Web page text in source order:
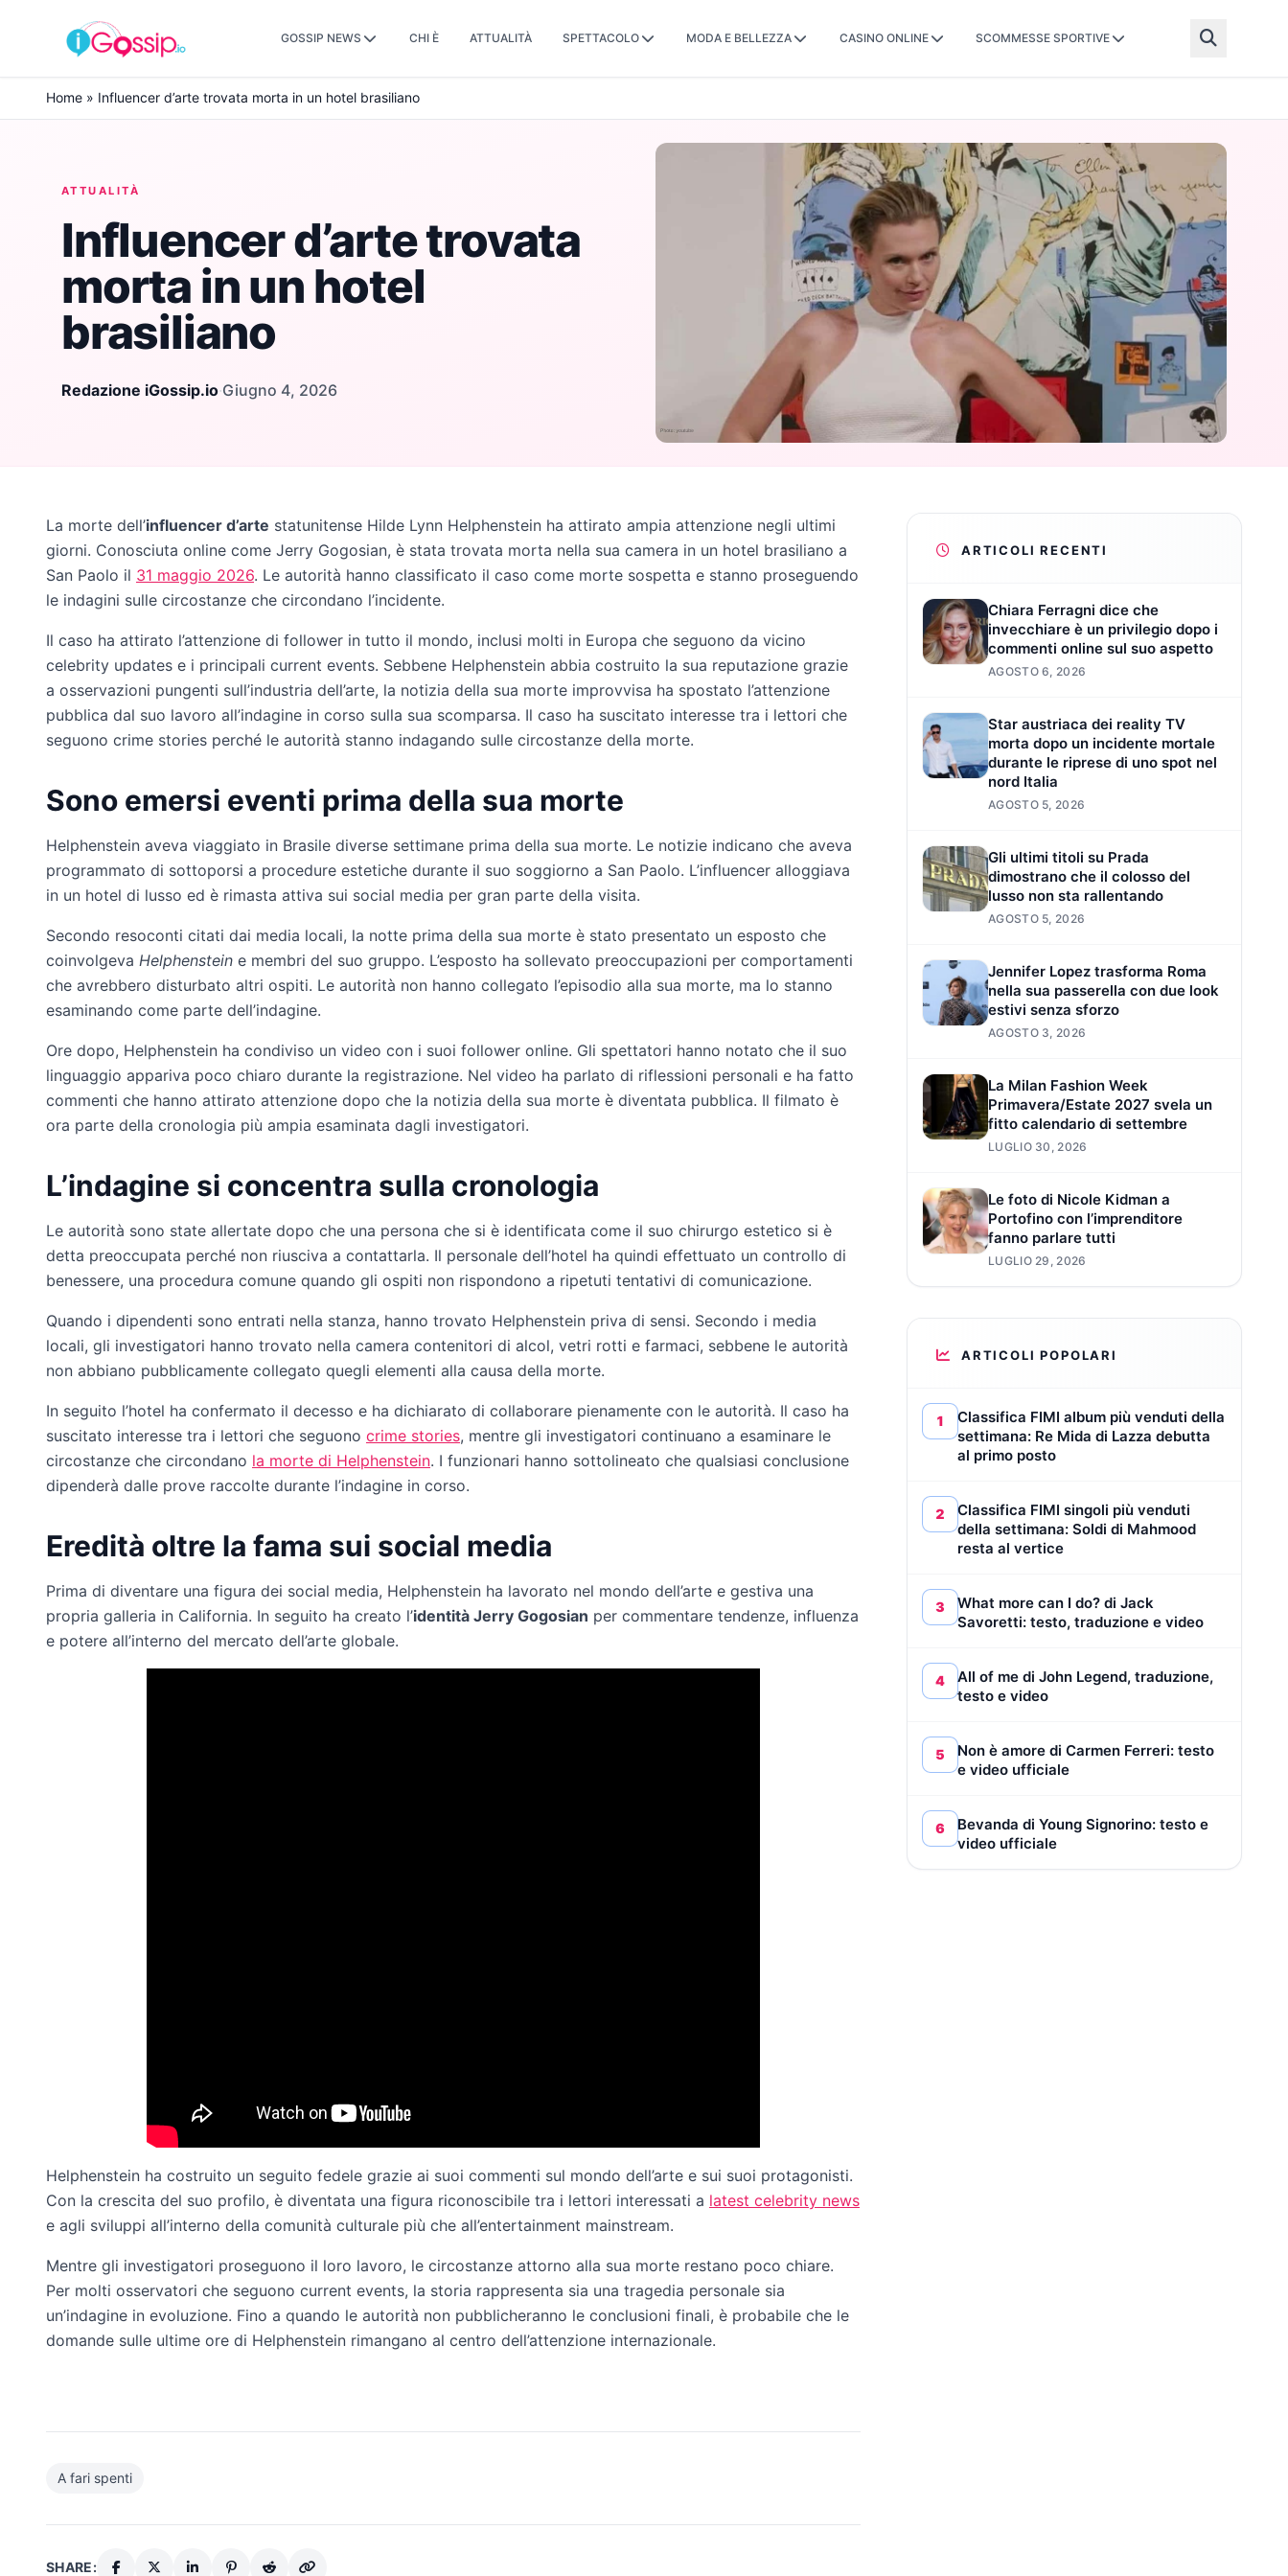
Skip to content
GOSSIP NEWS CHI È ATTUALITÀ SPETTACOLO MODA E BELLEZZA CASINO ONLINE SCOMMESSE SPORTIVE
Home » Influencer d’arte trovata morta in un hotel brasiliano
ATTUALITÀ
Influencer d’arte trovata
morta in un hotel
brasiliano
Redazione iGossip.io·Giugno 4, 2026
La morte dell’influencer d’arte statunitense Hilde Lynn Helphenstein ha attirato ampia attenzione negli ultimi
giorni. Conosciuta online come Jerry Gogosian, è stata trovata morta nella sua camera in un hotel brasiliano a
San Paolo il 31 maggio 2026. Le autorità hanno classificato il caso come morte sospetta e stanno proseguendo
le indagini sulle circostanze che circondano l’incidente.
Il caso ha attirato l’attenzione di follower in tutto il mondo, inclusi molti in Europa che seguono da vicino
celebrity updates e i principali current events. Sebbene Helphenstein abbia costruito la sua reputazione grazie
a osservazioni pungenti sull’industria dell’arte, la notizia della sua morte improvvisa ha spostato l’attenzione
pubblica dal suo lavoro all’indagine in corso sulla sua scomparsa. Il caso ha suscitato interesse tra i lettori che
seguono crime stories perché le autorità stanno indagando sulle circostanze della morte.
Sono emersi eventi prima della sua morte
Helphenstein aveva viaggiato in Brasile diverse settimane prima della sua morte. Le notizie indicano che aveva
programmato di sottoporsi a procedure estetiche durante il suo soggiorno a San Paolo. L’influencer alloggiava
in un hotel di lusso ed è rimasta attiva sui social media per gran parte della visita.
Secondo resoconti citati dai media locali, la notte prima della sua morte è stato presentato un esposto che
coinvolgeva Helphenstein e membri del suo gruppo. L’esposto ha sollevato preoccupazioni per comportamenti
che avrebbero disturbato altri ospiti. Le autorità non hanno collegato l’episodio alla sua morte, ma lo stanno
esaminando come parte dell’indagine.
Ore dopo, Helphenstein ha condiviso un video con i suoi follower online. Gli spettatori hanno notato che il suo
linguaggio appariva poco chiaro durante la registrazione. Nel video ha parlato di riflessioni personali e ha fatto
commenti che hanno attirato attenzione dopo che la notizia della sua morte è diventata pubblica. Il filmato è
ora parte della cronologia più ampia esaminata dagli investigatori.
L’indagine si concentra sulla cronologia
Le autorità sono state allertate dopo che una persona che si è identificata come il suo chirurgo estetico si è
detta preoccupata perché non riusciva a contattarla. Il personale dell’hotel ha quindi effettuato un controllo di
benessere, una procedura comune quando gli ospiti non rispondono a ripetuti tentativi di comunicazione.
Quando i dipendenti sono entrati nella stanza, hanno trovato Helphenstein priva di sensi. Secondo i media
locali, gli investigatori hanno trovato nella camera contenitori di alcol, vetri rotti e farmaci, sebbene le autorità
non abbiano pubblicamente collegato quegli elementi alla causa della morte.
In seguito l’hotel ha confermato il decesso e ha dichiarato di collaborare pienamente con le autorità. Il caso ha
suscitato interesse tra i lettori che seguono crime stories, mentre gli investigatori continuano a esaminare le
circostanze che circondano la morte di Helphenstein. I funzionari hanno sottolineato che qualsiasi conclusione
dipenderà dalle prove raccolte durante l’indagine in corso.
Eredità oltre la fama sui social media
Prima di diventare una figura dei social media, Helphenstein ha lavorato nel mondo dell’arte e gestiva una
propria galleria in California. In seguito ha creato l’identità Jerry Gogosian per commentare tendenze, influenza
e potere all’interno del mercato dell’arte globale.
Helphenstein ha costruito un seguito fedele grazie ai suoi commenti sul mondo dell’arte e sui suoi protagonisti.
Con la crescita del suo profilo, è diventata una figura riconoscibile tra i lettori interessati a latest celebrity news
e agli sviluppi all’interno della comunità culturale più che all’entertainment mainstream.
Mentre gli investigatori proseguono il loro lavoro, le circostanze attorno alla sua morte restano poco chiare.
Per molti osservatori che seguono current events, la storia rappresenta sia una tragedia personale sia
un’indagine in evoluzione. Fino a quando le autorità non pubblicheranno le conclusioni finali, è probabile che le
domande sulle ultime ore di Helphenstein rimangano al centro dell’attenzione internazionale.
A fari spenti
SHARE:
ARTICOLI RECENTI
Chiara Ferragni dice che
invecchiare è un privilegio dopo i
commenti online sul suo aspetto
AGOSTO 6, 2026
Star austriaca dei reality TV
morta dopo un incidente mortale
durante le riprese di uno spot nel
nord Italia
AGOSTO 5, 2026
Gli ultimi titoli su Prada
dimostrano che il colosso del
lusso non sta rallentando
AGOSTO 5, 2026
Jennifer Lopez trasforma Roma
nella sua passerella con due look
estivi senza sforzo
AGOSTO 3, 2026
La Milan Fashion Week
Primavera/Estate 2027 svela un
fitto calendario di settembre
LUGLIO 30, 2026
Le foto di Nicole Kidman a
Portofino con l’imprenditore
fanno parlare tutti
LUGLIO 29, 2026
ARTICOLI POPOLARI
1
Classifica FIMI album più venduti della
settimana: Re Mida di Lazza debutta
al primo posto
2
Classifica FIMI singoli più venduti
della settimana: Soldi di Mahmood
resta al vertice
3
What more can I do? di Jack
Savoretti: testo, traduzione e video
4
All of me di John Legend, traduzione,
testo e video
5
Non è amore di Carmen Ferreri: testo
e video ufficiale
6
Bevanda di Young Signorino: testo e
video ufficiale